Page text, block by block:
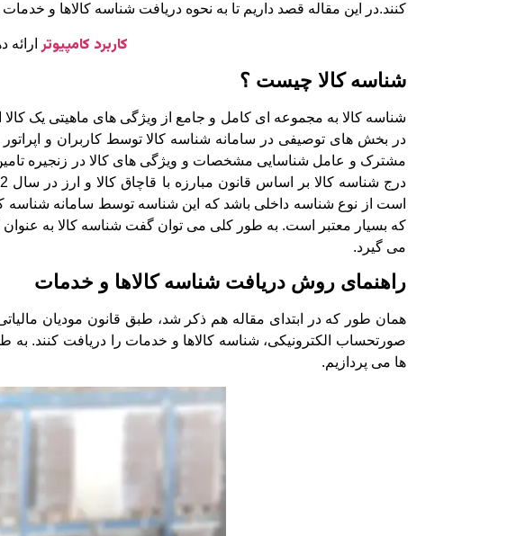
کنند.در این مقاله قصد داریم تا به نحوه دریافت شناسه کالاها و خدمات
کاربرد کامپیوتر
شناسه کالا چیست ؟
شناسه کالا به مجموعه ای کامل و جامع از ویژگی های ماهیتی یک
در بخش های توصیفی در سامانه شناسه کالا توسط کاربران و
مشترک و عامل شناسایی مشخصات و ویژگی های کالا در زنجیره
که بسیار معتبر است. به طور کلی می توان گفت شناسه کالا به
می گیرد.
راهنمای روش دریافت شناسه کالاها و خدمات
همان طور که در ابتدای مقاله هم ذکر شد، طبق قانون مودیان
صورتحساب الکترونیکی، شناسه کالاها و خدمات را دریافت کنند.
ها می پردازیم.